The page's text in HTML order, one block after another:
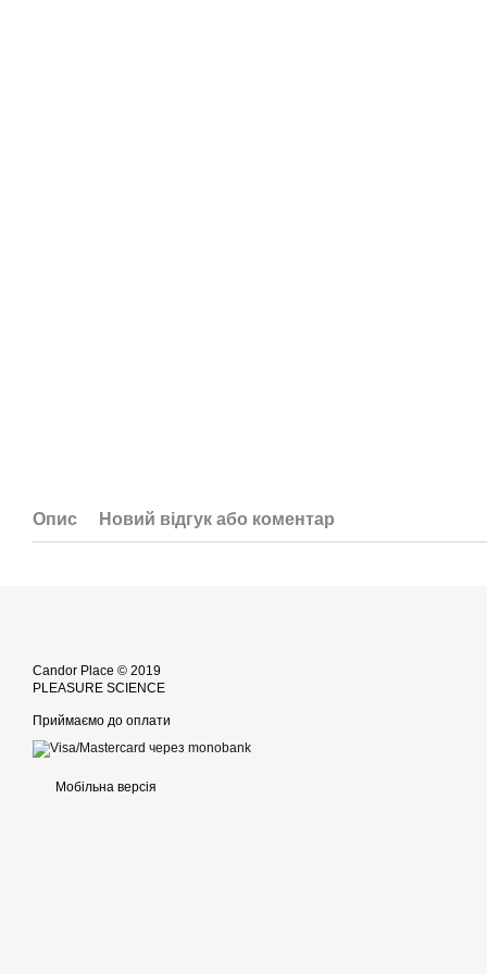
Опис Новий відгук або коментар
Candor Place © 2019
PLEASURE SCIENCE
Приймаємо до оплати
Мобільна версія